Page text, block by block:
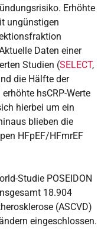
Erhöhte
ungünstigen
Daten einer
Studien (SELECT,
die Hälfte der
hsCRP-Werte
hierbei um ein
blieben die
HFpEF/HFmrEF
Studie POSEIDON
18.904
(ASCVD)
eingeschlossen.